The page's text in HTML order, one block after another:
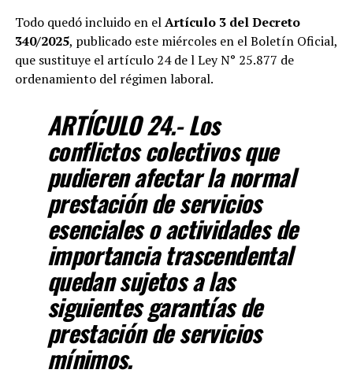
Todo quedó incluido en elArtículo 3 del Decreto
340/2025, publicado este miércoles en el Boletín Oficial,
que sustituye el artículo 24 de l Ley N° 25.877 de
ordenamiento del régimen laboral.
ARTÍCULO 24.- Los
conflictos colectivos que
pudieren afectar la normal
prestación de servicios
esenciales o actividades de
importancia trascendental
quedan sujetos a las
siguientes garantías de
prestación de servicios
mínimos.